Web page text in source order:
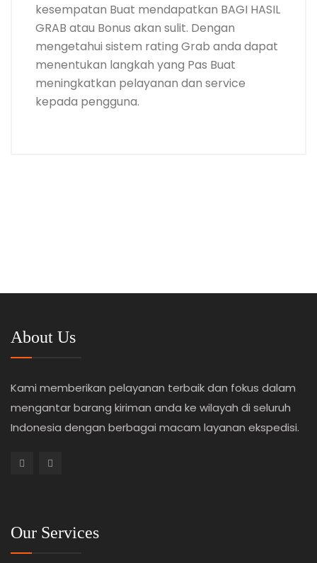
kesempatan Buat mendapatkan BAGI HASIL
GRAB atau Bonus akan sulit. Dengan
mengetahui sistem rating Grab anda dapat
menentukan langkah yang Pas Buat
meningkatkan pelayanan dan service
kepada pengguna.
About Us
Kami memberikan pelayanan terbaik dan fokus dalam
mengantar barang kiriman anda ke wilayah di seluruh
Indonesia dengan berbagai macam layanan ekspedisi.
Our Services